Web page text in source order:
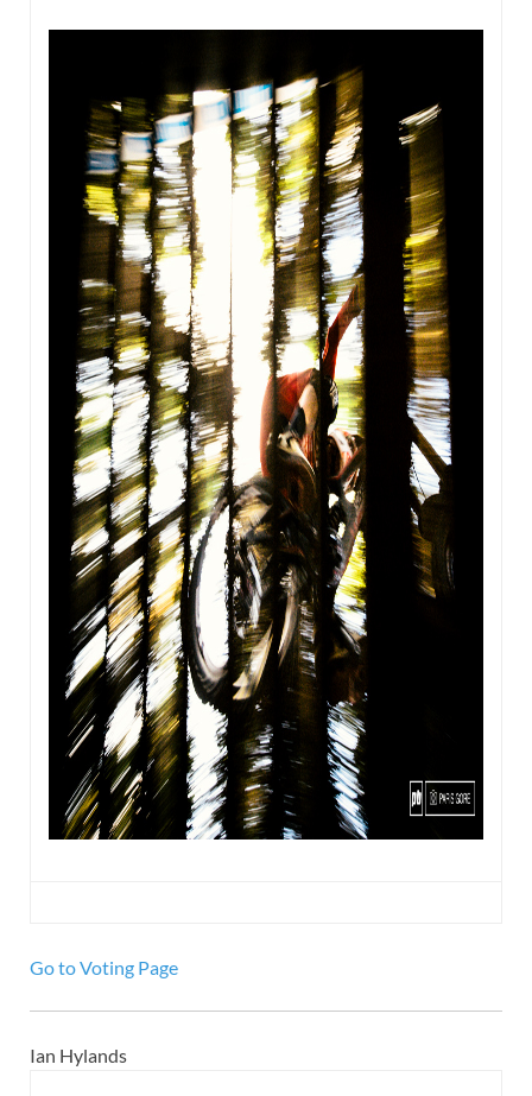
Go to Voting Page
Ian Hylands